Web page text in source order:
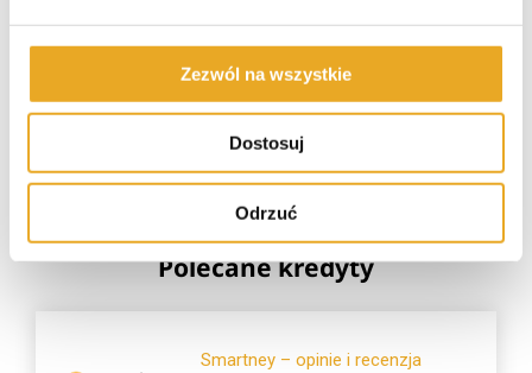
Zezwól na wszystkie
Dostosuj
Odrzuć
Tarata – opinie i recenzja
Polecane kredyty
Smartney – opinie i recenzja